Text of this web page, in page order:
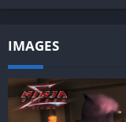
IMAGES